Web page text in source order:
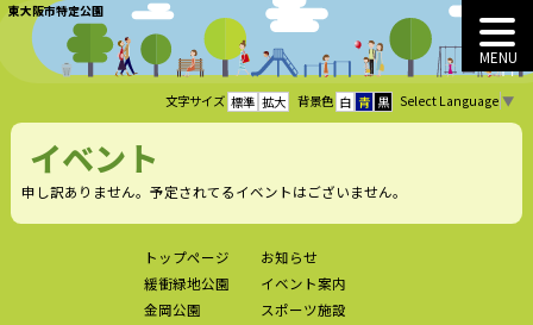
東大阪市特定公園
MENU
文字サイズ 標準 拡大 背景色 白 青 黒 Select Language ▼
イベント
申し訳ありません。予定されてるイベントはございません。
トップページ
緩衝緑地公園
金岡公園
お知らせ
イベント案内
スポーツ施設